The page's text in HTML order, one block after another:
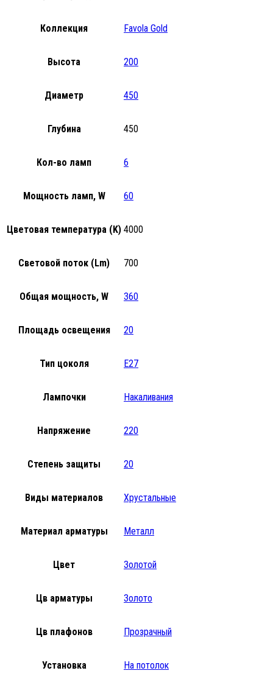
Коллекция Favola Gold
Высота 200
Диаметр 450
Глубина 450
Кол-во ламп 6
Мощность ламп, W 60
Цветовая температура (K) 4000
Световой поток (Lm) 700
Общая мощность, W 360
Площадь освещения 20
Тип цоколя E27
Лампочки Накаливания
Напряжение 220
Степень защиты 20
Виды материалов Хрустальные
Материал арматуры Металл
Цвет Золотой
Цв арматуры Золото
Цв плафонов Прозрачный
Установка На потолок